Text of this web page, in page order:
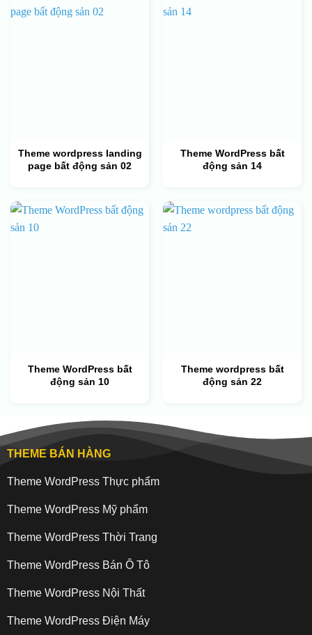
Theme wordpress landing
page bất động sản 02
Theme WordPress bất
động sản 14
Theme WordPress bất
động sản 10
Theme wordpress bất
động sản 22
THEME BÁN HÀNG
Theme WordPress Thực phẩm
Theme WordPress Mỹ phẩm
Theme WordPress Thời Trang
Theme WordPress Bán Ô Tô
Theme WordPress Nội Thất
Theme WordPress Điện Máy